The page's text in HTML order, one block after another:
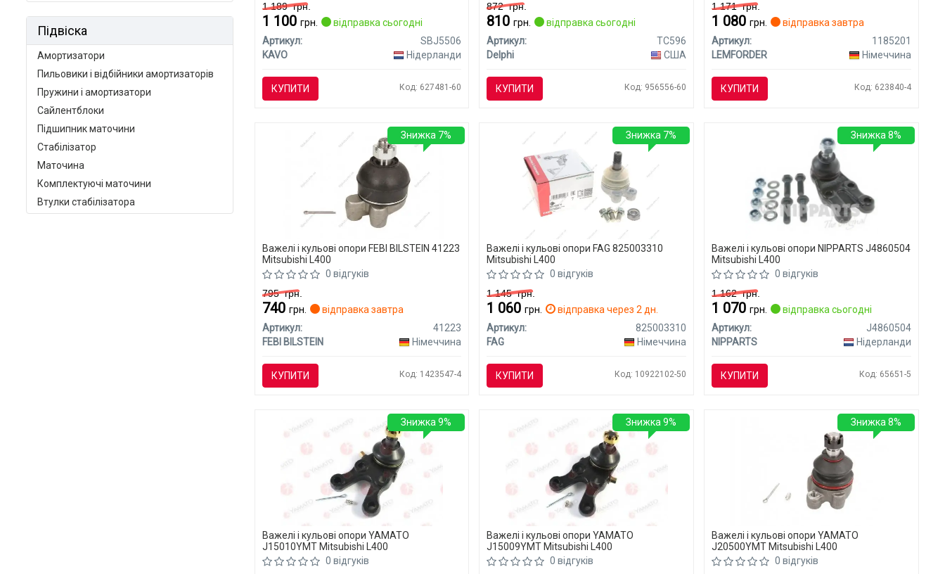
Підвіска
Амортизатори
Пильовики і відбійники амортизаторів
Пружини і амортизатори
Сайлентблоки
Підшипник маточини
Стабілізатор
Маточина
Комплектуючі маточини
Втулки стабілізатора
1 189грн.
1 100 грн.
відправка сьогодні
Артикул:
SBJ5506
KAVO
Нідерланди
КУПИТИ Код: 627481-60
872грн.
810грн.
відправка сьогодні
Артикул:
TC596
Delphi
США
КУПИТИ Код: 956556-60
1 171грн.
1 080грн.
відправка завтра
Артикул:
1185201
LEMFORDER
Німеччина
КУПИТИ Код: 623840-4
Важелі і кульові опори FEBI BILSTEIN 41223
Mitsubishi L400
0 відгуків
795грн.
740 грн.
відправка завтра
Артикул:
41223
FEBI BILSTEIN
Німеччина
КУПИТИ Код: 1423547-4
Знижка 7%
Важелі і кульові опори FAG 825003310
Mitsubishi L400
0 відгуків
1 145грн.
1 060грн.
відправка через 2 дн.
Артикул:
825003310
FAG
Німеччина
КУПИТИ Код: 10922102-50
Знижка 7%
Важелі і кульові опори NIPPARTS J4860504
Mitsubishi L400
0 відгуків
1 162грн.
1 070грн.
відправка сьогодні
Артикул:
J4860504
NIPPARTS
Нідерланди
КУПИТИ Код: 65651-5
Знижка 8%
Важелі і кульові опори YAMATO
J15010YMT Mitsubishi L400
0 відгуків
Знижка 9%
Важелі і кульові опори YAMATO
J15009YMT Mitsubishi L400
0 відгуків
Знижка 9%
Важелі і кульові опори YAMATO
J20500YMT Mitsubishi L400
0 відгуків
Знижка 8%